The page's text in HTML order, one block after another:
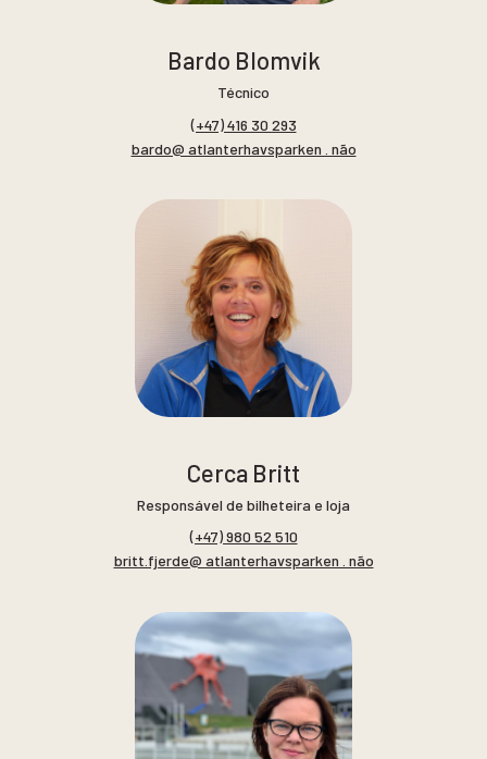
Bardo Blomvik
Técnico
(+47) 416 30 293
bardo@ atlanterhavsparken . não
Cerca Britt
Responsável de bilheteira e loja
(+47) 980 52 510
britt.fjerde@ atlanterhavsparken . não